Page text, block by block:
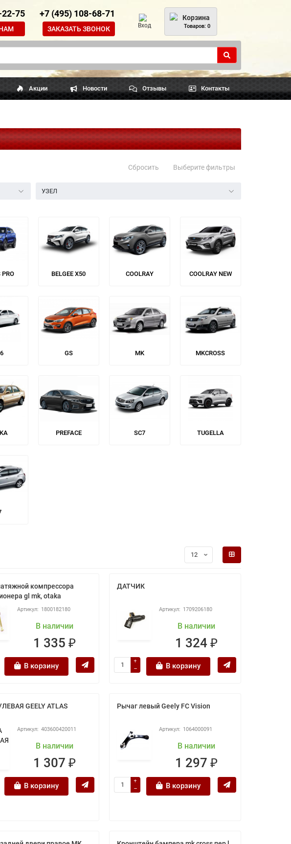
22-75 +7 (495) 108-68-71
ЗАКАЗАТЬ ЗВОНОК Вход
Корзина
Товаров: 0
Акции Новости Отзывы Контакты
Сбросить Выберите фильтры
УЗЕЛ
PRO BELGEE X50 COOLRAY COOLRAY NEW
GS MK MKCROSS
PREFACE SC7 TUGELLA
компрессора
gl mk, otaka
1800182180
В наличии
1 335 ₽
В корзину
ДАТЧИК
1709206180
В наличии
1 324 ₽
В корзину
GEELY ATLAS
403600420011
В наличии
1 307 ₽
В корзину
Рычаг левый Geely FC Vision
1064000091
В наличии
1 297 ₽
В корзину